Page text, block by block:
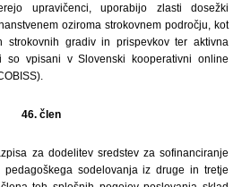
upravičenci, uporabijo zlasti dosežki
oziroma strokovnem področju, kot
gradiv in prispevkov ter aktivna
so vpisani v Slovenski kooperativni online
46. člen
za dodelitev sredstev za sofinanciranje
sodelovanja iz druge in tretje